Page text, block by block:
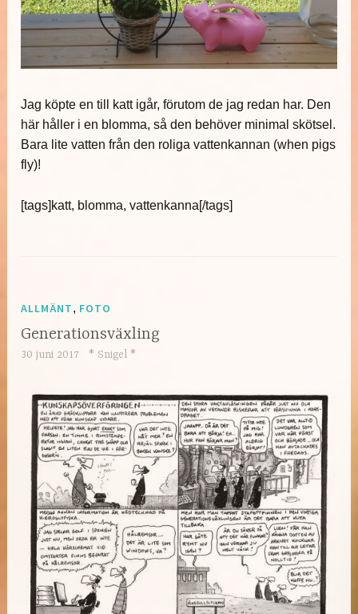
Jag köpte en till katt igår, förutom de jag redan har. Den
här håller i en blomma, så den behöver minimal skötsel.
Bara lite vatten från den roliga vattenkannan (when pigs
fly)!
[tags]katt, blomma, vattenkanna[/tags]
ALLMÄNT, FOTO
Generationsväxling
30 juni 2017 * Snigel *